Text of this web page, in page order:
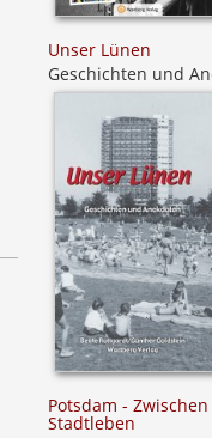
Unser Lünen
Geschichten und
Potsdam -
Stadtleben